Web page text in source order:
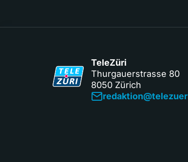
TeleZüri
Thurgauerstrasse 80
8050 Zürich